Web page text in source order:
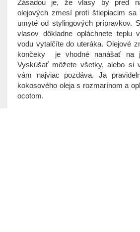
Zásadou je, že vlasy by pred
olejových zmesí proti štiepiacim
umyté od stylingových prípravkov.
vlasov dôkladne opláchnete teplu
vodu vytalčíte do uteráka. Olejové
končeky je vhodné nanášať na
Vyskúšať môžete všetky, alebo si
vám najviac pozdáva. Ja
kokosového oleja s rozmarínom a
ocotom.